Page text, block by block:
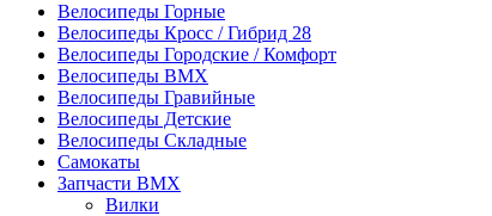
Велосипеды Горные
Велосипеды Кросс / Гибрид 28
Велосипеды Городские / Комфорт
Велосипеды BMX
Велосипеды Гравийные
Велосипеды Детские
Велосипеды Складные
Самокаты
Запчасти BMX
Вилки